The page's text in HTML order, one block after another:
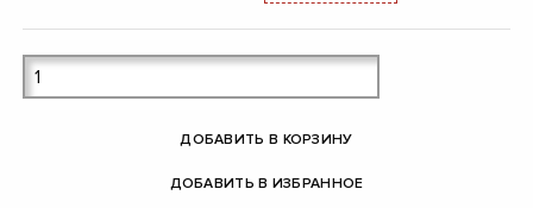
ДОБАВИТЬ В КОРЗИНУ
ДОБАВИТЬ В ИЗБРАННОЕ